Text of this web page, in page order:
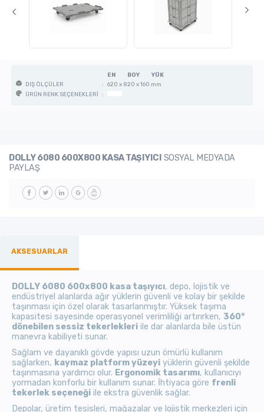
EN BOY
YÜK
DIŞ ÖLÇÜLER
: 620 x 820 x 160 mm
ÜRÜN RENK SEÇENEKLERİ :
DOLLY 6080 600X800 KASA TAŞIYICI SOSYAL MEDYADA
PAYLAŞ
AKSESUARLAR
DOLLY 6080 600x800 kasa taşıyıcı, depo, lojistik ve
endüstriyel alanlarda ağır yüklerin güvenli ve kolay bir şekilde
taşınması için özel olarak tasarlanmıştır. Yüksek taşıma
kapasitesi sayesinde operasyonel verimliliği artırırken, 360°
dönebilen sessiz tekerlekleri ile dar alanlarda bile üstün
manevra kabiliyeti sunar.
Sağlam ve dayanıklı gövde yapısı uzun ömürlü kullanım
sağlarken, kaymaz platform yüzeyi yüklerin güvenli şekilde
taşınmasına yardımcı olur. Ergonomik tasarımı, kullanıcıyı
yormadan konforlu bir kullanım sunar. İhtiyaca göre frenli
tekerlek seçeneği ile ekstra güvenlik sağlar.
Depolar, üretim tesisleri, mağazalar ve lojistik merkezleri için